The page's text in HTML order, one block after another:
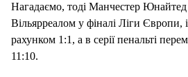
Нагадаємо, тоді Манчестер Юнайтед
Вільярреалом у фіналі Ліги Європи,
рахунком 1:1, а в серії пенальті
11:10.